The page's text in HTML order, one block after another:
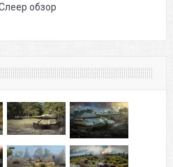
обзор